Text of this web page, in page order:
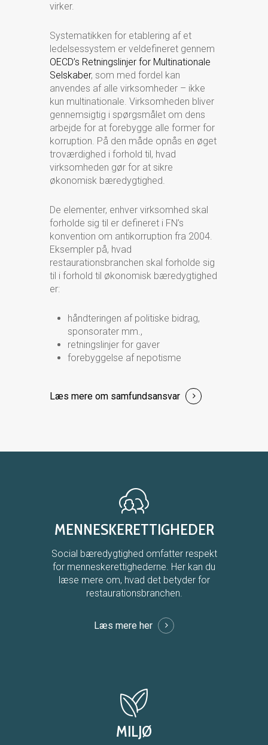
virker.
Systematikken for etablering af et
ledelsessystem er veldefineret gennem
OECD’s Retningslinjer for Multinationale
Selskaber, som med fordel kan
anvendes af alle virksomheder – ikke
kun multinationale. Virksomheden bliver
gennemsigtig i spørgsmålet om dens
arbejde for at forebygge alle former for
korruption. På den måde opnås en øget
troværdighed i forhold til, hvad
virksomheden gør for at sikre
økonomisk bæredygtighed.
De elementer, enhver virksomhed skal
forholde sig til er defineret i FN’s
konvention om antikorruption fra 2004.
Eksempler på, hvad
restaurationsbranchen skal forholde sig
til i forhold til økonomisk bæredygtighed
er:
håndteringen af politiske bidrag,
sponsorater mm.,
retningslinjer for gaver
forebyggelse af nepotisme
Læs mereom samfundsansvar
MENNESKERETTIGHEDER
Social bæredygtighed omfatter respekt
for menneskerettighederne. Her kan du
læse mere om, hvad det betyder for
restaurationsbranchen.
Læs mere her
MILJØ